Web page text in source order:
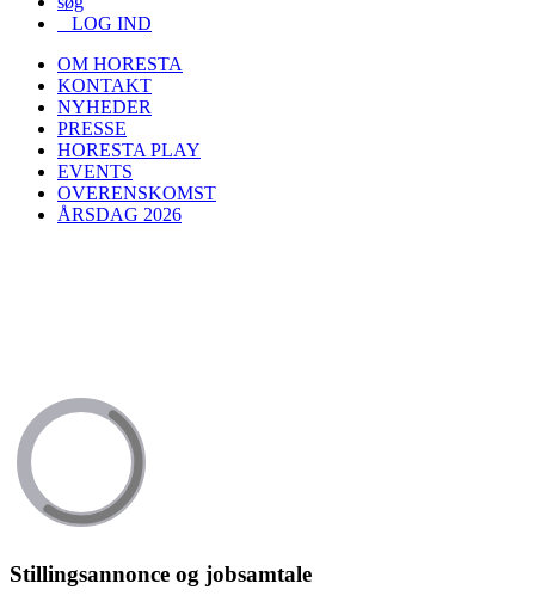
LOG IND
OM HORESTA
KONTAKT
NYHEDER
PRESSE
HORESTA PLAY
EVENTS
OVERENSKOMST
ÅRSDAG 2026
Stillingsannonce og jobsamtale